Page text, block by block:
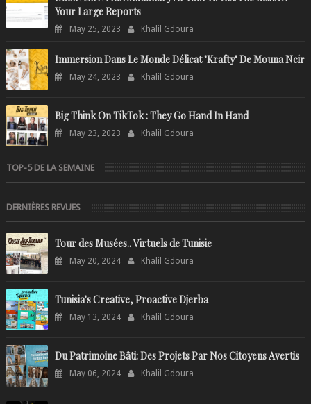
Your Large Reports
May 25, 2023 Khalil Gdoura
Immersion Dans Le Monde Délicat "Krafty" De Mouna Ncir
May 24, 2023 Khalil Gdoura
Big Think On TikTok : They Go Hand In Hand
May 23, 2023 Khalil Gdoura
TOP-5 DE LA SEMAINE
DERNIÈRES REVUES
Tour des Musées.. Virtuels de Tunisie
May 20, 2024 Khalil Gdoura
Tunisia's Creative, Proactive Djerba
May 13, 2024 Khalil Gdoura
Du Patrimoine Bâti: Des Projets Par Nos Citoyens Avertis
May 06, 2024 Khalil Gdoura